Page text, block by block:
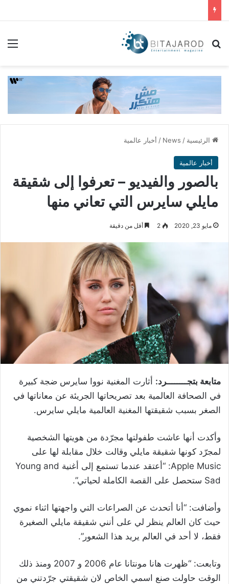
بحث عن
الرئيسية /
News
/ أخبار عالمية
أخبار عالمية
بالصور والفيديو – تعرفوا إلى شقيقة
مايلي سايرس التي تعاني منها
مايو 23, 2020 2 أقل من دقيقة
متابعة بتجــــــــرد: أثارت المغنية ​نووا سايرس​ ضجة كبيرة
في الصحافة العالمية بعد تصريحاتها الجريئة عن معاناتها في
الصغر بسبب شقيقتها المغنية العالمية ​مايلي سايرس​.
وأكدت أنها عاشت طفولتها مجرّدة من هويتها الشخصية
لمجرّد كونها شقيقة مايلي وقالت خلال مقابلة لها على
Apple Music: “أعتقد عندما تستمع إلى أغنية Young and
Sad ستحصل على القصة الكاملة لحياتي”.
وأضافت: “أنا أتحدث عن الصراعات التي واجهتها اثناء نموي
حيث كان العالم ينظر لي على أنني شقيقة مايلي الصغيرة
فقط، لا أحد في العالم يريد هذا الشعور”.
وتابعت: “ظهرت هانا مونتانا عام 2006 و 2007 ومنذ ذلك
الوقت حاولت صنع اسمي الخاص لان شقيقتي جرّدتني من